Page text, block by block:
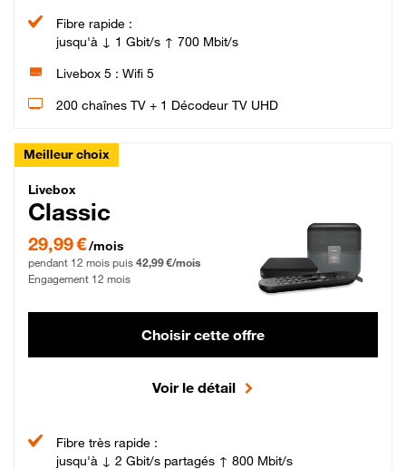
Fibre rapide :
jusqu'à ↓ 1 Gbit/s ↑ 700 Mbit/s
Livebox 5 : Wifi 5
200 chaînes TV + 1 Décodeur TV UHD
Meilleur choix
Livebox Classic Fibre
Livebox
Classic
29,99 € par mois pendant 12 mois puis 42,99 € par mois, Engagement 12 mois
29,99 €/mois
pendant 12 mois puis 42,99 €/mois
Engagement 12 mois
Choisir cette offre
Voir le détail
Fibre très rapide :
jusqu'à ↓ 2 Gbit/s partagés ↑ 800 Mbit/s